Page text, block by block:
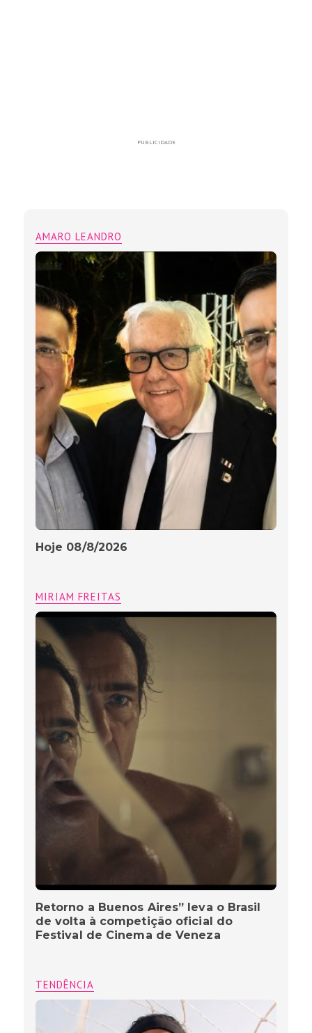
PUBLICIDADE
AMARO LEANDRO
Hoje 08/8/2026
MIRIAM FREITAS
Retorno a Buenos Aires” leva o Brasil
de volta à competição oficial do
Festival de Cinema de Veneza
TENDÊNCIA